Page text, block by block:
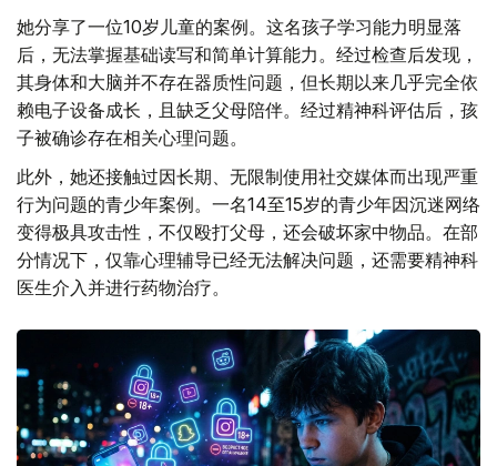
她分享了一位10岁儿童的案例。这名孩子学习能力明显落
后，无法掌握基础读写和简单计算能力。经过检查后发现，
其身体和大脑并不存在器质性问题，但长期以来几乎完全依
赖电子设备成长，且缺乏父母陪伴。经过精神科评估后，孩
子被确诊存在相关心理问题。
此外，她还接触过因长期、无限制使用社交媒体而出现严重
行为问题的青少年案例。一名14至15岁的青少年因沉迷网络
变得极具攻击性，不仅殴打父母，还会破坏家中物品。在部
分情况下，仅靠心理辅导已经无法解决问题，还需要精神科
医生介入并进行药物治疗。